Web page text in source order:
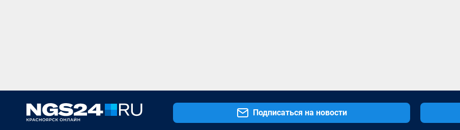
Подписаться на новости